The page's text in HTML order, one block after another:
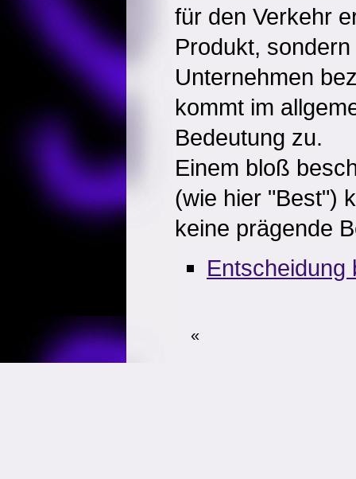
für den Verkehr
Produkt,
Unternehmen
kommt im
Bedeutung zu.
Einem bloß
(wie hier "Best")
keine prägende
Entscheidung
«